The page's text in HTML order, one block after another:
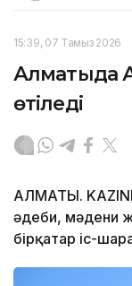
15:39, 07 Тамыз 2026
Алматыда
өтіледі
АЛМАТЫ.
әдеби, мәдени
бірқатар іс-